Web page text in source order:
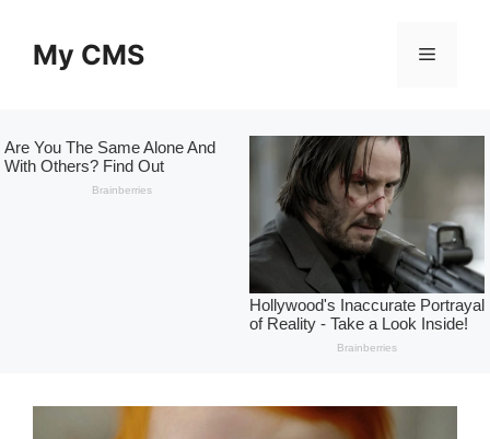
contentMy CMS Menu